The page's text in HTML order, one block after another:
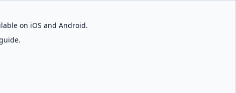
on iOS and Android.